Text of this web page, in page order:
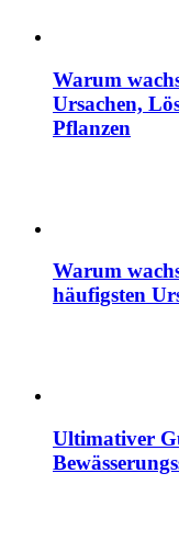
Warum
Ursachen,
Pflanzen
Warum
häufigsten
Ultimativer